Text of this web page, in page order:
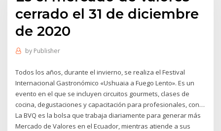
cerrado el 31 de diciembre
de 2020
by Publisher
Todos los años, durante el invierno, se realiza el Festival
Internacional Gastronómico «Ushuaia a Fuego Lento». Es un
evento en el que se incluyen circuitos gourmets, clases de
cocina, degustaciones y capacitación para profesionales, con…
La BVQ es la bolsa que trabaja diariamente para generar más
Mercado de Valores en el Ecuador, mientras atiende a sus